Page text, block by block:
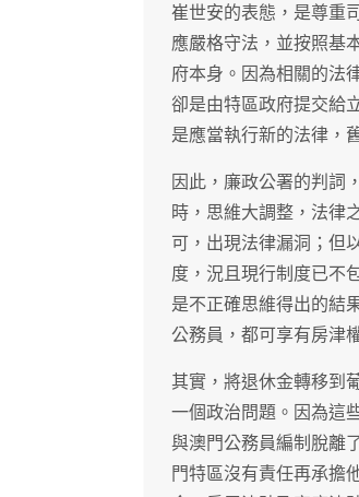
崔世安的表態，是尊重
應嚴格守法，並按照基
府本身。因為相關的法
卻是由特區政府提交給
是應當執行新的法律，
因此，廉政公署的判詞
時，思維大調整，法律
可，出現法律漏洞；但
度，況且現行制度已不
是不正確思維得出的結
公務員，都可享有房津
其實，將退休金轉移到
一個政治問題。因為這
與澳門公務員編制脫離
門特區沒有責任再承擔